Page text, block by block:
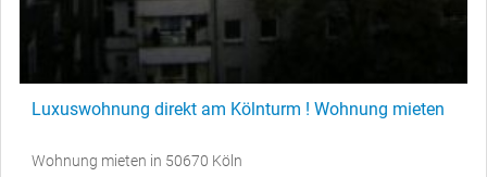
Luxuswohnung direkt am Kölnturm ! Wohnung mieten
Wohnung mieten in 50670 Köln